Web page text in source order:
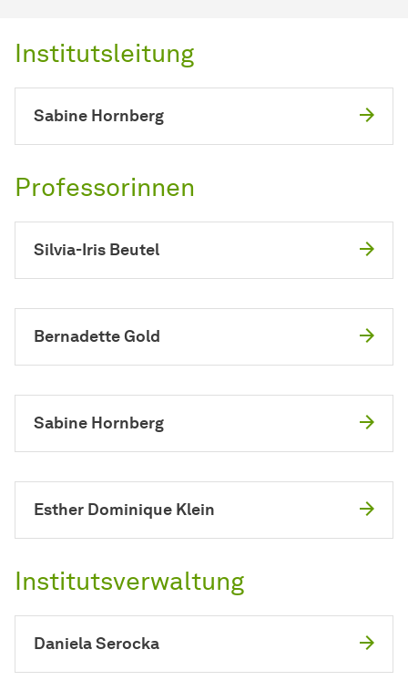
Institutsleitung
Sabine Hornberg
Professorinnen
Silvia-Iris Beutel
Bernadette Gold
Sabine Hornberg
Esther Dominique Klein
Institutsverwaltung
Daniela Serocka